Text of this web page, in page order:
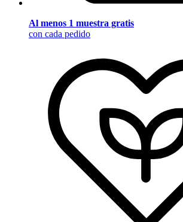
Al menos 1 muestra gratis
con cada pedido